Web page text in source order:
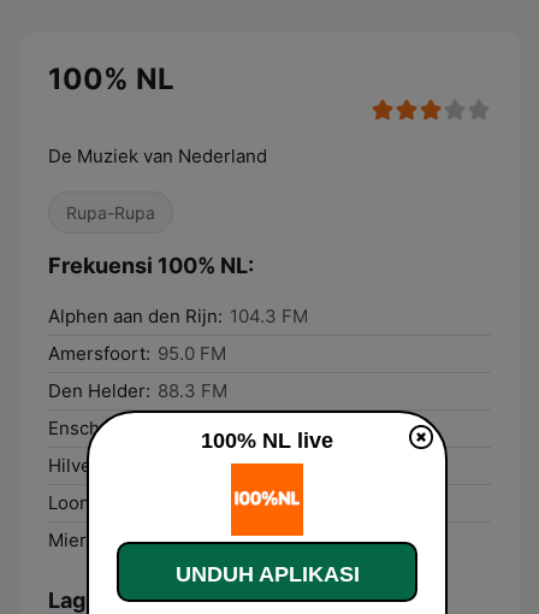
100% NL
De Muziek van Nederland
Rupa-Rupa
Frekuensi 100% NL:
Alphen aan den Rijn: 104.3 FM
Amersfoort: 95.0 FM
Den Helder: 88.3 FM
Enschede:
99.1 FM
Hilversum:
Loon op Zand:
90.0 FM
Mierlo:
94.9 FM
Lagu Teratas
100% NL live
UNDUH APLIKASI